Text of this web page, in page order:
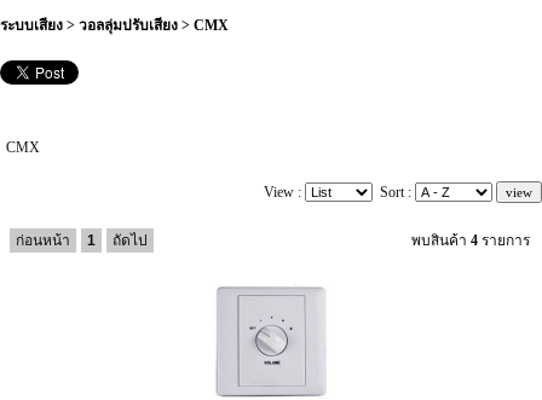
ระบบเสียง > วอลลุ่มปรับเสียง > CMX
CMX
View : Sort :
ก่อนหน้า 1 ถัดไป พบสินค้า 4 รายการ